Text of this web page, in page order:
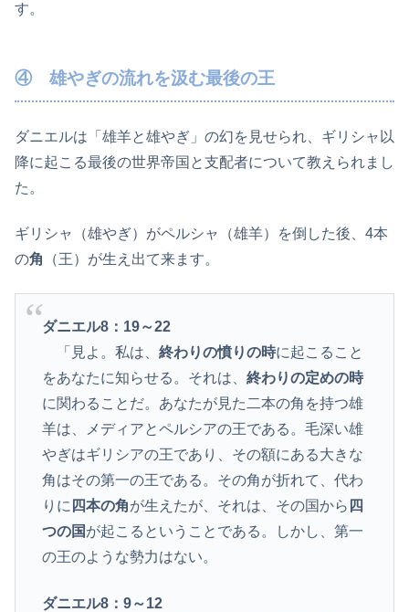
す。
④ 雄やぎの流れを汲む最後の王
ダニエルは「雄羊と雄やぎ」の幻を見せられ、ギリシャ以
降に起こる最後の世界帝国と支配者について教えられまし
た。
ギリシャ（雄やぎ）がペルシャ（雄羊）を倒した後、4本
の角 （王）が生え出て来ます。
ダニエル8：19～22
「見よ。私は、 終わりの憤りの時に起こること
をあなたに知らせる。それは、 終わりの定めの時
に関わることだ。あなたが見た二本の角を持つ雄
羊は、メディアとペルシアの王である。毛深い雄
やぎはギリシアの王であり、その額にある大きな
角はその第一の王である。その角が折れて、代わ
りに 四本の角が生えたが、それは、その国から 四
つの国が起こるということである。しかし、第一
の王のような勢力はない。
ダニエル8：9～12